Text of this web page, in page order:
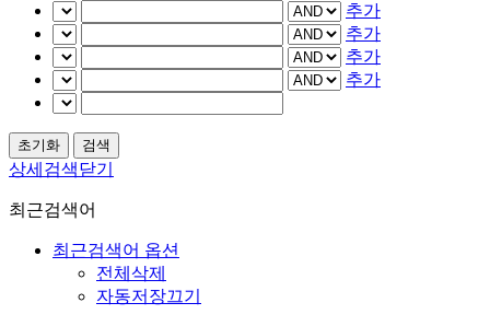
추가
추가
추가
추가
상세검색닫기
최근검색어
최근검색어 옵션
전체삭제
자동저장끄기